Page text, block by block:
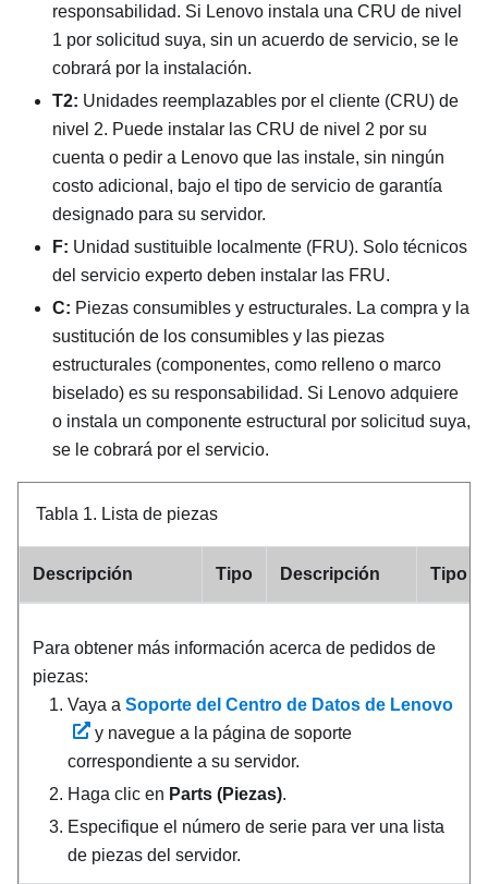
responsabilidad. Si Lenovo instala una CRU de nivel
1 por solicitud suya, sin un acuerdo de servicio, se le
cobrará por la instalación.
T2: Unidades reemplazables por el cliente (CRU) de
nivel 2. Puede instalar las CRU de nivel 2 por su
cuenta o pedir a Lenovo que las instale, sin ningún
costo adicional, bajo el tipo de servicio de garantía
designado para su servidor.
F: Unidad sustituible localmente (FRU). Solo técnicos
del servicio experto deben instalar las FRU.
C: Piezas consumibles y estructurales. La compra y la
sustitución de los consumibles y las piezas
estructurales (componentes, como relleno o marco
biselado) es su responsabilidad. Si Lenovo adquiere
o instala un componente estructural por solicitud suya,
se le cobrará por el servicio.
Tabla 1. Lista de piezas
Descripción Tipo Descripción Tipo
Para obtener más información acerca de pedidos de
piezas:
Vaya a Soporte del Centro de Datos de Lenovo
y navegue a la página de soporte
correspondiente a su servidor.
Haga clic en Parts (Piezas).
Especifique el número de serie para ver una lista
de piezas del servidor.